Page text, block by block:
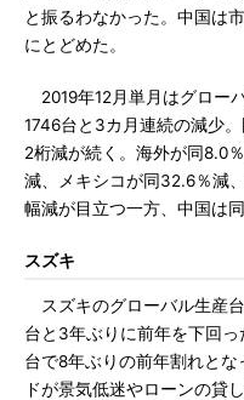
と振るわなかった。中国は
にとどめた。
2019年12月単月はグロー
1746台と3カ月連続の減少
2桁減が続く。海外が同8.0
減、メキシコが同32.6％減
幅減が目立つ一方、中国は
スズキ
スズキのグローバル生産
台と3年ぶりに前年を下回
台で8年ぶりの前年割れと
ドが景気低迷やローンの貸